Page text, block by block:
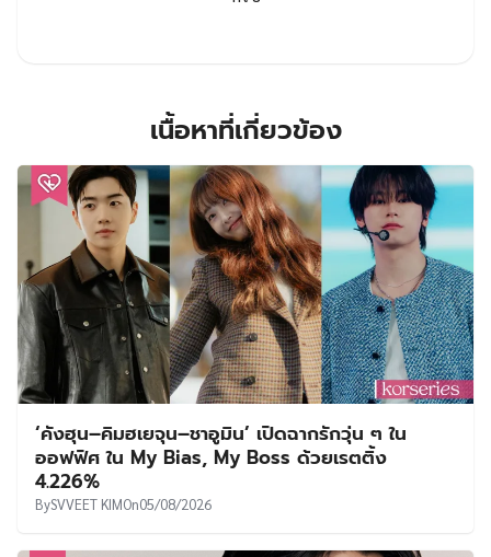
เนื้อหาที่เกี่ยวข้อง
‘คังฮุน–คิมฮเยจุน–ชาอูมิน’ เปิดฉากรักวุ่น ๆ ใน
ออฟฟิศ ใน My Bias, My Boss ด้วยเรตติ้ง
4.226%
BySVVEET KIMOn05/08/2026